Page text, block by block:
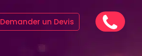
Demander un Devis